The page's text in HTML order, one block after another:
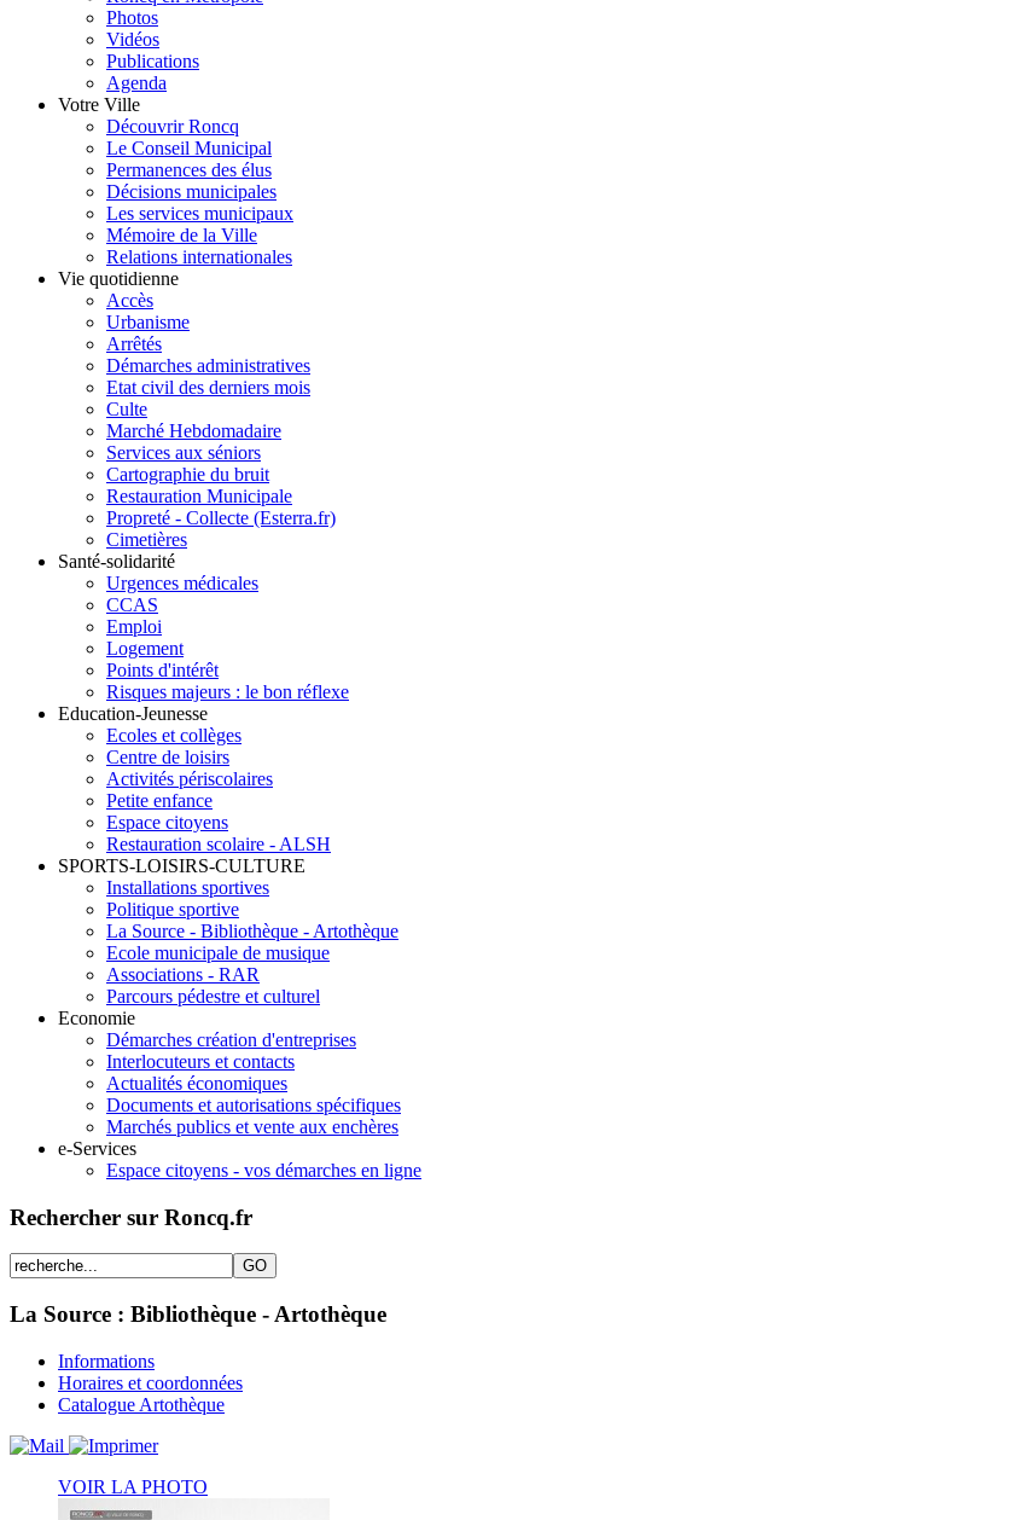
Photos
Vidéos
Publications
Agenda
Votre Ville
Découvrir Roncq
Le Conseil Municipal
Permanences des élus
Décisions municipales
Les services municipaux
Mémoire de la Ville
Relations internationales
Vie quotidienne
Accès
Urbanisme
Arrêtés
Démarches administratives
Etat civil des derniers mois
Culte
Marché Hebdomadaire
Services aux séniors
Cartographie du bruit
Restauration Municipale
Propreté - Collecte (Esterra.fr)
Cimetières
Santé-solidarité
Urgences médicales
CCAS
Emploi
Logement
Points d'intérêt
Risques majeurs : le bon réflexe
Education-Jeunesse
Ecoles et collèges
Centre de loisirs
Activités périscolaires
Petite enfance
Espace citoyens
Restauration scolaire - ALSH
SPORTS-LOISIRS-CULTURE
Installations sportives
Politique sportive
La Source - Bibliothèque - Artothèque
Ecole municipale de musique
Associations - RAR
Parcours pédestre et culturel
Economie
Démarches création d'entreprises
Interlocuteurs et contacts
Actualités économiques
Documents et autorisations spécifiques
Marchés publics et vente aux enchères
e-Services
Espace citoyens - vos démarches en ligne
Rechercher sur Roncq.fr
La Source : Bibliothèque - Artothèque
Informations
Horaires et coordonnées
Catalogue Artothèque
VOIR LA PHOTO